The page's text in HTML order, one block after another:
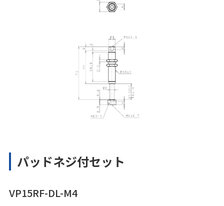
パッドネジ付セット
VP15RF-DL-M4